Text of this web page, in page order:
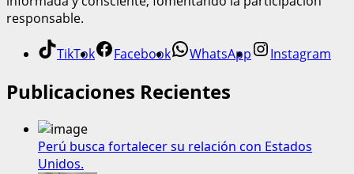
responsable.
TikTok Facebook WhatsApp Instagram
Publicaciones Recientes
Perú busca fortalecer su relación con Estados
Unidos.